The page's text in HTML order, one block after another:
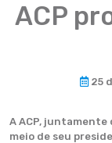
ACP
25
A ACP, juntamente
meio de seu